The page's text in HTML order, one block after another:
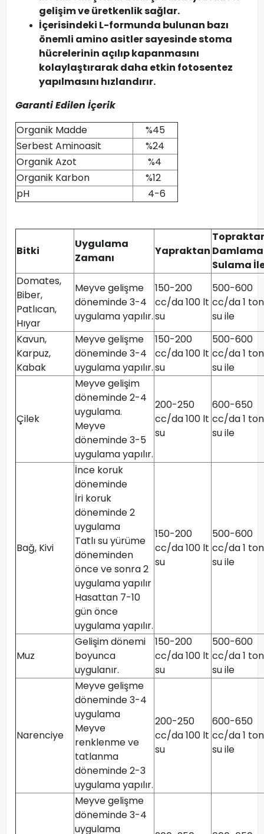
gelişim ve üretkenlik sağlar.
İçerisindeki L-formunda bulunan bazı
önemli amino asitler sayesinde stoma
hücrelerinin açılıp kapanmasını
kolaylaştırarak daha etkin fotosentez
yapılmasını hızlandırır.
Garanti Edilen İçerik
Organik Madde
%45
Serbest Aminoasit
%24
Organik Azot
%4
Organik Karbon
%12
pH
4-6
Bitki
Uygulama
Zamanı
Yapraktan Damlama
Sulama
Domates,
Biber,
Patlıcan,
Hıyar
Meyve gelişme
döneminde 3-4
uygulama yapılır.
150-200
cc/da 100 lt
su
500-600
cc/da 1 ton
su ile
Kavun,
Karpuz,
Kabak
Meyve gelişme
döneminde 3-4
uygulama yapılır.
150-200
cc/da 100 lt
su
500-600
cc/da 1 ton
su ile
Çilek
Meyve gelişim
döneminde 2-4
uygulama.
Meyve
döneminde 3-5
uygulama yapılır.
200-250
cc/da 100 lt
su
600-650
cc/da 1 ton
su ile
Bağ, Kivi
İnce koruk
döneminde
İri koruk
döneminde 2
uygulama
Tatlı su yürüme
döneminden
önce ve sonra 2
uygulama yapılır
Hasattan 7-10
gün önce
uygulama yapılır.
150-200
cc/da 100 lt
su
500-600
cc/da 1 ton
su ile
Muz
Gelişim dönemi
boyunca
uygulanır.
150-200
cc/da 100 lt
su
500-600
cc/da 1 ton
su ile
Narenciye
Meyve gelişme
döneminde 3-4
uygulama
Meyve
renklenme ve
tatlanma
döneminde 2-3
uygulama yapılır.
200-250
cc/da 100 lt
su
600-650
cc/da 1 ton
su ile
Meyve gelişme
döneminde 3-4
uygulama